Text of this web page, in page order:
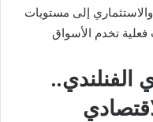
إلى مستويات
فعلية تخدم الأسواق
الفنلندي..